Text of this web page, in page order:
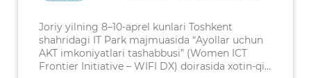
yakunlandi
Joriy yilning 8–10-aprel kunlari Toshkent
shahridagi IT Park majmuasida “Ayollar uchun
AKT imkoniyatlari tashabbusi” (Women ICT
Frontier Initiative – WIFI DX) doirasida xotin-qiz